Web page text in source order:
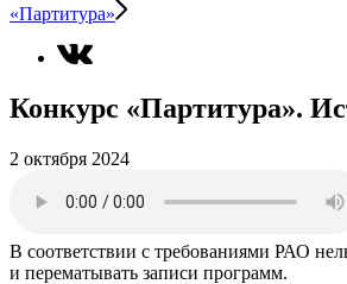
«Партитура»
Конкурс «Партитура».
2 октября 2024
В соответствии с требованиями РАО
и перематывать записи программ.